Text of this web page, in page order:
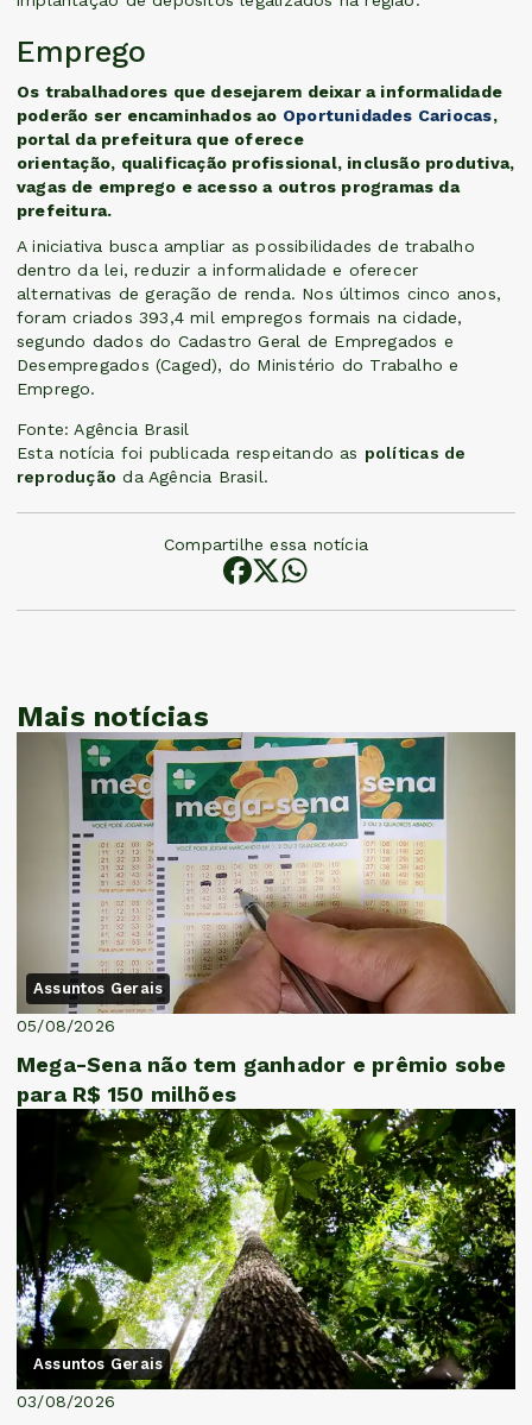
Emprego
Os trabalhadores que desejarem deixar a informalidade
poderão ser encaminhados ao Oportunidades Cariocas,
portal da prefeitura que oferece
orientação, qualificação profissional, inclusão produtiva,
vagas de emprego e acesso a outros programas da
prefeitura.
A iniciativa busca ampliar as possibilidades de trabalho
dentro da lei, reduzir a informalidade e oferecer
alternativas de geração de renda. Nos últimos cinco anos,
foram criados 393,4 mil empregos formais na cidade,
segundo dados do Cadastro Geral de Empregados e
Desempregados (Caged), do Ministério do Trabalho e
Emprego.
Fonte: Agência Brasil
Esta notícia foi publicada respeitando as políticas de
reprodução da Agência Brasil.
Compartilhe essa notícia
Mais notícias
Assuntos Gerais
05/08/2026
Mega-Sena não tem ganhador e prêmio sobe
para R$ 150 milhões
Assuntos Gerais
03/08/2026